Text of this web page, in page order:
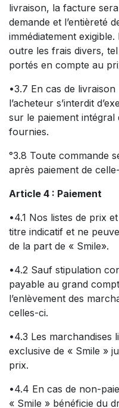
livraison, la facture
demande et l’entièreté
immédiatement
outre les frais divers,
portés en compte au
•3.7 En cas de
l’acheteur s’interdit
sur le paiement intégral
fournies.
°3.8 Toute commande
après paiement de
Article 4 : Paiement
•4.1 Nos listes de prix
titre indicatif et ne
de la part de « Smile».
•4.2 Sauf stipulation
payable au grand
l’enlèvement des
celles-ci.
•4.3 Les marchandises
exclusive de « Smile »
prix.
•4.4 En cas de non-
« Smile » bénéficie du